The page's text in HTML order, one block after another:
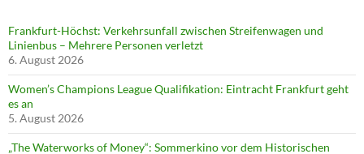
Frankfurt-Höchst: Verkehrsunfall zwischen Streifenwagen und
Linienbus – Mehrere Personen verletzt
6. August 2026
Women’s Champions League Qualifikation: Eintracht Frankfurt geht
es an
5. August 2026
„The Waterworks of Money“: Sommerkino vor dem Historischen